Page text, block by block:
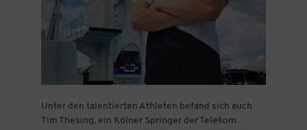
Unter den talentierten Athleten befand sich auch
Tim Thesing, ein Kölner Springer der Telekom